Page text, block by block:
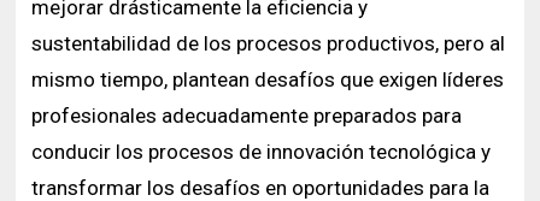
mejorar drásticamente la eficiencia y
sustentabilidad de los procesos productivos, pero al
mismo tiempo, plantean desafíos que exigen líderes
profesionales adecuadamente preparados para
conducir los procesos de innovación tecnológica y
transformar los desafíos en oportunidades para la